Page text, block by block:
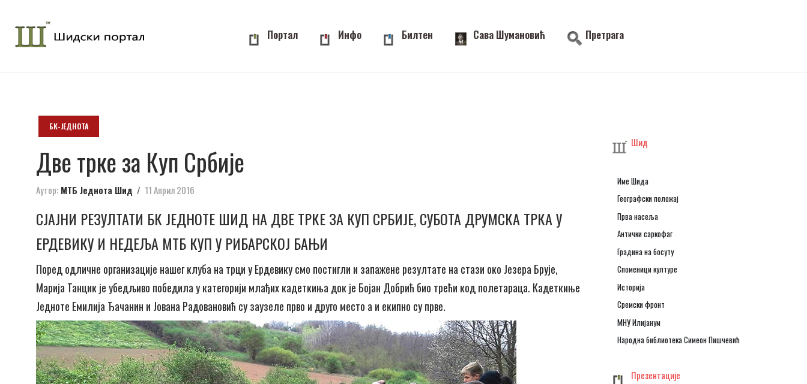
Портал Инфо Билтен Сава Шумановић Претрага
БК-ЈЕДНОТА
Две трке за Куп Србије
Аутор: МТБ Једнота Шид 11 Април 2016
СЈАЈНИ РЕЗУЛТАТИ БК ЈЕДНОТЕ ШИД НА ДВЕ ТРКЕ ЗА КУП СРБИЈЕ, СУБОТА ДРУМСКА ТРКА У
ЕРДЕВИКУ И НЕДЕЉА МТБ КУП У РИБАРСКОЈ БАЊИ
Поред одличне организације нашег клуба на трци у Ердевику смо постигли и запажене резултате на стази око Језера Брује,
Марија Танцик је убедљиво победила у категорији млађих кадеткиња док је Бојан Добрић био трећи код полетараца. Кадеткиње
Једноте Емилија Ђачанин и Јована Радовановић су заузеле прво и друго место а и екипно су прве.
Шид
Име Шида
Географски положај
Прва насеља
Антички саркофаг
Градина на босуту
Споменици културе
Историја
Сремски фронт
МНУ Илијанум
Народна библиотека Симеон Пишчевић
Презентације